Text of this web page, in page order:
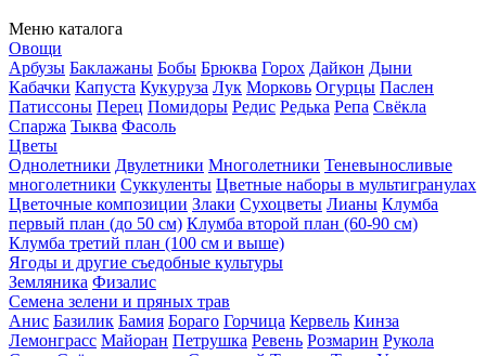
Меню каталога
Овощи
Арбузы Баклажаны Бобы Брюква Горох Дайкон Дыни
Кабачки Капуста Кукуруза Лук Морковь Огурцы Паслен
Патиссоны Перец Помидоры Редис Редька Репа Свёкла
Спаржа Тыква Фасоль
Цветы
Однолетники Двулетники Многолетники Теневыносливые
многолетники Суккуленты Цветные наборы в мультигранулах
Цветочные композиции Злаки Сухоцветы Лианы Клумба
первый план (до 50 см) Клумба второй план (60-90 см)
Клумба третий план (100 см и выше)
Ягоды и другие съедобные культуры
Земляника Физалис
Семена зелени и пряных трав
Анис Базилик Бамия Бораго Горчица Кервель Кинза
Лемонграсс Майоран Петрушка Ревень Розмарин Рукола